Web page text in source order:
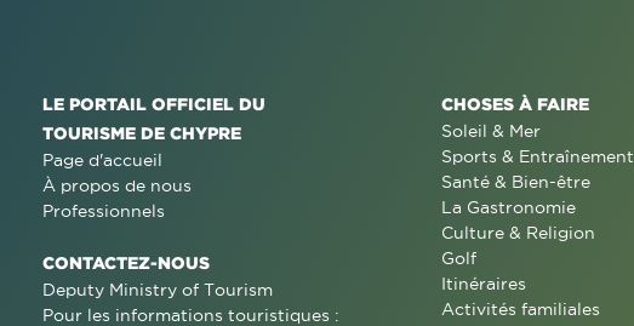
LE PORTAIL OFFICIEL DU
TOURISME DE CHYPRE
Page d'accueil
À propos de nous
Professionnels
CONTACTEZ-NOUS
Deputy Ministry of Tourism
Pour les informations touristiques :
CHOSES À FAIRE
Soleil & Mer
Sports & Entraînement
Santé & Bien-être
La Gastronomie
Culture & Religion
Golf
Itinéraires
Activités familiales